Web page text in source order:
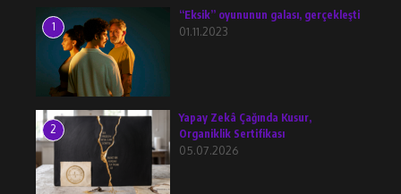
1
“Eksik” oyununun galası, gerçekleşti
01.11.2023
2
Yapay Zekâ Çağında Kusur,
Organiklik Sertifikası
05.07.2026